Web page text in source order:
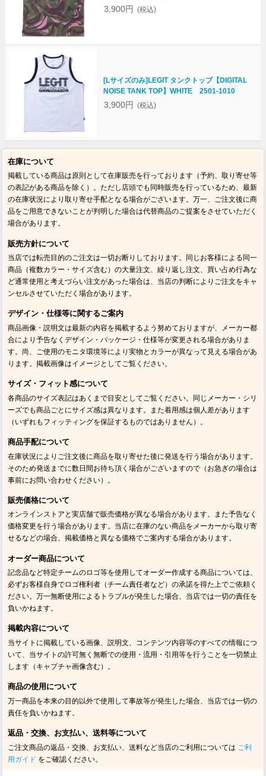
3,900円 (税込)
[Lサイズのみ]LEGIT タンクトップ【DIGITAL
NOISE TANK TOP】WHITE 2501-1010
3,900円 (税込)
在庫について
掲載している商品は原則として在庫販売を行っております（予約、取り寄せ等
の表記がある商品を除く）。ただし店頭でも同時販売を行っているため、最新
の在庫状況により取り寄せ手配となる場合がございます。万一、ご注文後に商
品をご用意できないことが判明した場合は代替商品のご提案をさせていただく
場合があります。
販売方針について
当店では転売目的のご注文は一切お断りしております。同じお客様による同一
商品（複数カラー・サイズ含む）の大量注文、繰り返し注文、買い占め行為な
ど通常使用と考えづらい注文があった場合は、当店の判断によりご注文をキャ
ンセルさせていただく場合があります。
デザイン・仕様等に関するご案内
商品画像・説明文は最新の内容を掲載するよう努めておりますが、メーカー都
合により予告なくデザイン・パッケージ・仕様等が変更される場合がありま
す。尚、ご使用のモニタ環境等により実物とカラーが異なって見える場合があ
ります。掲載画像はイメージとしてご覧ください。
サイズ・フィット感について
各商品のサイズ表記はあくまで目安としてご覧ください。同じメーカー・シリ
ーズでも商品ごとにサイズ感は異なります。また着用感は個人差があります
（いずれもフィッティングを保証するものではありません）。
商品手配について
在庫状況によりご注文後に商品を取り寄せた後に発送を行う場合があります。
そのため発送までに数日間お待ち頂く場合がございますので（お急ぎの場合は
事前にお問い合わせください）。
販売価格について
オンラインストアと実店舗で販売価格が異なる場合があります。また予告なく
価格変更を行う場合があります。当店に在庫のない商品をメーカーから取り寄
せるなどの場合、掲載価格と異なる価格でご案内する場合があります。
オーダー商品について
記念品など特定チームのロゴ等を使用してオーダー作成する商品については、
必ずお客様自身でロゴ権利者（チーム責任者など）の承諾を得た上でご依頼く
ださい。万一無断使用によるトラブルが発生した場合、当店では一切の責任を
負いかねます。
掲載内容について
当サイトに掲載している画像、説明文、コンテンツ内容等のすべての情報につ
いて、当サイトの許可無く無断での使用・流用・引用等を行うことを一切禁止
します（キャプチャ画像含む）。
商品の使用について
万一商品を本来の目的以外で使用して事故等が発生した場合、当店では一切の
責任を負いかねます。
返品・交換、お支払い、送料等について
ご注文商品の返品・交換、お支払い、送料など当店のご利用については ご利
用ガイド をご確認ください。